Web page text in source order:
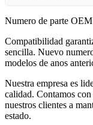
Numero de parte
Compatibilidad
sencilla. Nuevo
modelos de anos
Nuestra empresa es
calidad. Contamos
nuestros clientes a
estado.